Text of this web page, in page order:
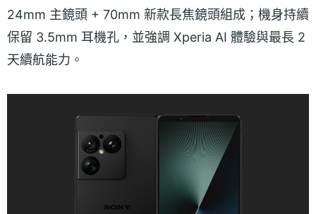
24mm 主鏡頭 + 70mm 新款長焦鏡頭組成；機身持續
保留 3.5mm 耳機孔，並強調 Xperia AI 體驗與最長 2
天續航能力。